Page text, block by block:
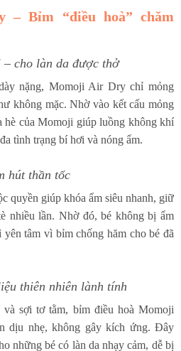
– Bỉm “điều hoà” chăm
cho làn da được thở
nặng, Momoji Air Dry chỉ mỏng
không mặc. Nhờ vào kết cấu mỏng
hè của Momoji giúp luồng không khí
tình trạng bí hơi và nóng ẩm.
hút thần tốc
quyền giúp khóa ẩm siêu nhanh, giữ
nhiều lần. Nhờ đó, bé không bị ẩm
tâm vì bỉm chống hăm cho bé đã
thiên nhiên lành tính
sợi tơ tằm, bỉm điều hoà Momoji
dịu nhẹ, không gây kích ứng. Đây
những bé có làn da nhạy cảm, dễ bị